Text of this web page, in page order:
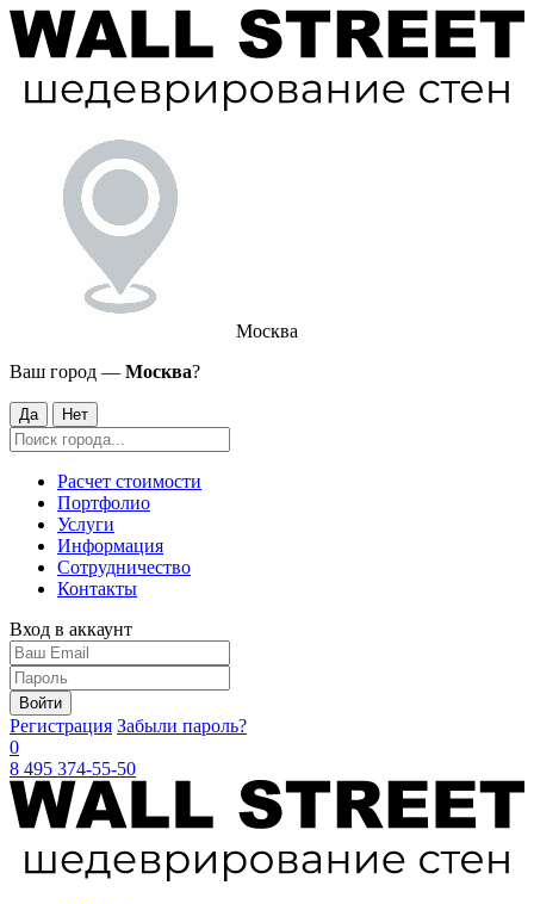
Москва
Ваш город — Москва?
Да Нет
Расчет стоимости
Портфолио
Услуги
Информация
Сотрудничество
Контакты
Вход в аккаунт
Войти
Регистрация Забыли пароль?
0
8 495 374-55-50